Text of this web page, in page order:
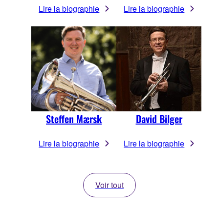
Lire la biographie Lire la biographie
Steffen Mærsk
Lire la biographie
David Bilger
Lire la biographie
Voir tout